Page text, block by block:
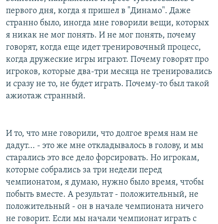
первого дня, когда я пришел в "Динамо". Даже
странно было, иногда мне говорили вещи, которых
я никак не мог понять. И не мог понять, почему
говорят, когда еще идет тренировочный процесс,
когда дружеские игры играют. Почему говорят про
игроков, которые два-три месяца не тренировались
и сразу не то, не будет играть. Почему-то был такой
ажиотаж странный.
И то, что мне говорили, что долгое время нам не
дадут... - это же мне откладывалось в голову, и мы
старались это все дело форсировать. Но игрокам,
которые собрались за три недели перед
чемпионатом, я думаю, нужно было время, чтобы
побыть вместе. А результат - положительный, не
положительный - он в начале чемпионата ничего
не говорит. Если мы начали чемпионат играть с